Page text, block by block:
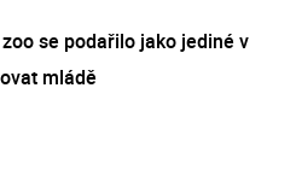
se podařilo jako jediné v
mládě